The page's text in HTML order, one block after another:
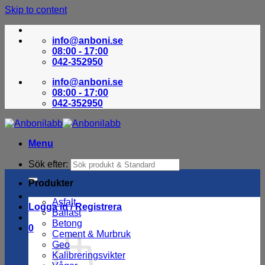
Skip to content
info@anboni.se
08:00 - 17:00
042-352950
info@anboni.se
08:00 - 17:00
042-352950
Menu
Sök efter:
Logga in / Registrera
0
Produkter
Asfalt
Ballast
Betong
Cement & Murbruk
Geo
Kalibreringsvikter